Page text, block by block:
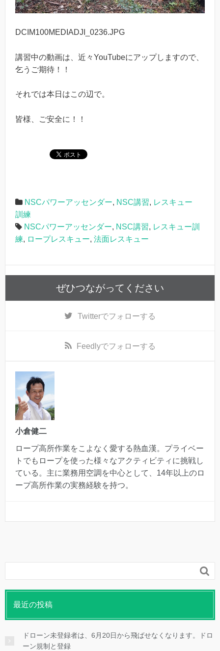
DCIM100MEDIADJI_0236.JPG
講習中の動画は、近々YouTubeにアップしますので、
乞うご期待！！
それでは本日はこの辺で。
皆様、ご安全に！！
NSCパワーアッセンダー, NSC講習, レスキュー
訓練
NSCパワーアッセンダー, NSC講習, レスキュー訓
練, ロープレスキュー, 法面レスキュー
ぜひつながってください
Twitterでフォローする
Feedlyでフォローする
小倉健二
ロープ高所作業をこよなく愛する熱血漢。プライベー
トでもロープを使った様々なアクティビティに挑戦し
ている。主に業務用空調を中心として、14年以上のロ
ープ高所作業の実務経験を持つ。

最近の投稿
ドローン未登録者は、6月20日から飛ばせなくなります。ドロ
ーン規制と登録